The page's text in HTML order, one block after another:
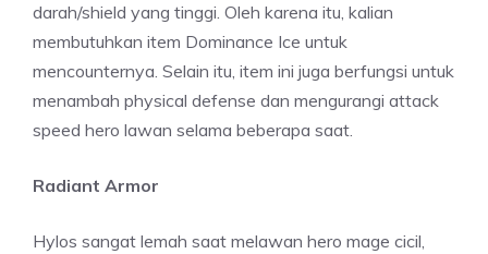
darah/shield yang tinggi. Oleh karena itu, kalian
membutuhkan item Dominance Ice untuk
mencounternya. Selain itu, item ini juga berfungsi untuk
menambah physical defense dan mengurangi attack
speed hero lawan selama beberapa saat.
Radiant Armor
Hylos sangat lemah saat melawan hero mage cicil,